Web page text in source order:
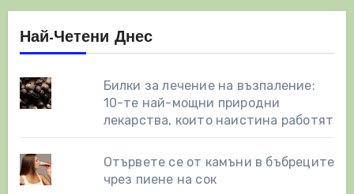
Най-Четени Днес
Билки за лечение на възпаление:
10-те най-мощни природни
лекарства, които наистина работят
Отървете се от камъни в бъбреците
чрез пиене на сок